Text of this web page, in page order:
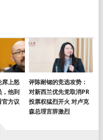
席上怒
，他到
官方议
评陈耐锶的竞选攻势：
对新西兰优先党取消PR
投票权猛烈开火 对卢克
森总理言辞激烈